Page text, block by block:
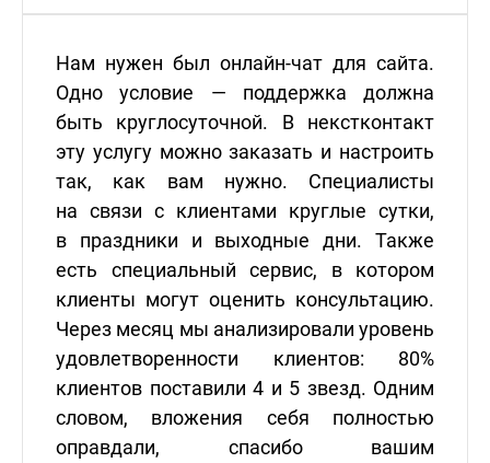
Нам нужен был онлайн-чат для сайта.
Одно условие — поддержка должна
быть круглосуточной. В некстконтакт
эту услугу можно заказать и настроить
так, как вам нужно. Специалисты
на связи с клиентами круглые сутки,
в праздники и выходные дни. Также
есть специальный сервис, в котором
клиенты могут оценить консультацию.
Через месяц мы анализировали уровень
удовлетворенности клиентов: 80%
клиентов поставили 4 и 5 звезд. Одним
словом, вложения себя полностью
оправдали, спасибо вашим